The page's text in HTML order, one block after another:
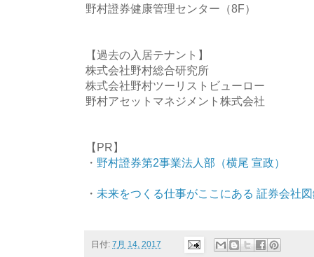
野村證券健康管理センター（8F）
【過去の入居テナント】
株式会社野村総合研究所
株式会社野村ツーリストビューロー
野村アセットマネジメント株式会社
【PR】
・ 野村證券第2事業法人部（横尾 宣政）
・ 未来をつくる仕事がここにある 証券会社
日付: 7月 14, 2017